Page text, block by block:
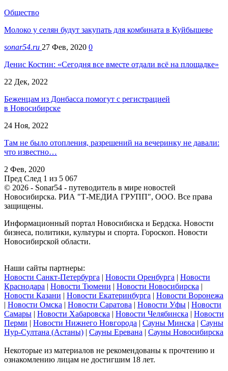
Общество
Молоко у селян будут закупать для комбината в Куйбышеве
sonar54.ru 27 Фев, 2020 0
Денис Костин: «Сегодня все вместе отдали всё на площадке»
22 Дек, 2022
Беженцам из Донбасса помогут с регистрацией
в Новосибирске
24 Ноя, 2022
Там не было отопления, разрешений на вечеринку не давали:
что известно…
2 Фев, 2020
Пред След 1 из 5 067
© 2026 - Sonar54 - путеводитель в мире новостей
Новосибирска. РИА "Т-МЕДИА ГРУПП", ООО. Все права
защищены.
Информационный портал Новосибиска и Бердска. Новости
бизнеса, политики, культуры и спорта. Гороскоп. Новости
Новосибирской области.
Наши сайты партнеры:
Новости Санкт-Петербурга | Новости Оренбурга | Новости
Краснодара | Новости Тюмени | Новости Новосибирска |
Новости Казани | Новости Екатеринбурга | Новости Воронежа
| Новости Омска | Новости Саратова | Новости Уфы | Новости
Самары | Новости Хабаровска | Новости Челябинска | Новости
Перми | Новости Нижнего Новгорода | Сауны Минска | Сауны
Нур-Султана (Астаны) | Сауны Еревана | Сауны Новосибирска
Некоторые из материалов не рекомендованы к прочтению и
ознакомлению лицам не достигшим 18 лет.